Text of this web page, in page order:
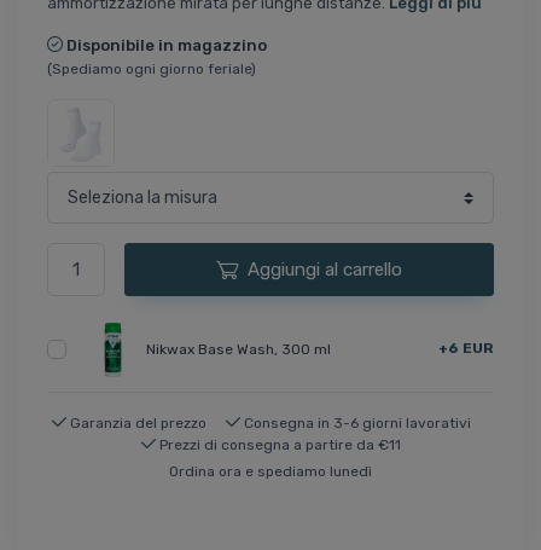
Disponibile in magazzino
(Spediamo ogni giorno feriale)
Aggiungi al carrello
Nikwax Base Wash, 300 ml +6 EUR
Garanzia del prezzo
Consegna in 3-6 giorni lavorativi
Prezzi di consegna a partire da €11
Ordina ora e spediamo lunedì